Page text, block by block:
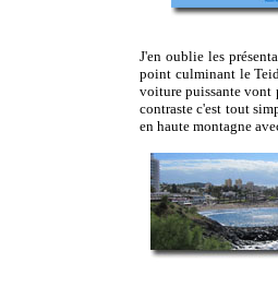
J'en oublie les
point culminant le
voiture puissante vont
contraste c'est tout
en haute montagne